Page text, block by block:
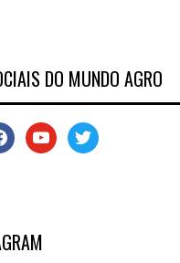
DO MUNDO AGRO
youtubetwitter